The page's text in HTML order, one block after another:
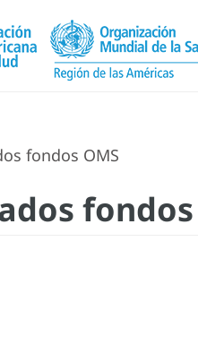
fondos OMS
fondos